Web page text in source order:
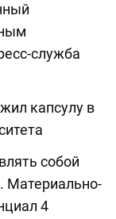
служба
капсулу в
собой
Материально-
4